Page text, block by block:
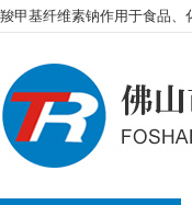
羧甲基纤维素钠作用于食品、